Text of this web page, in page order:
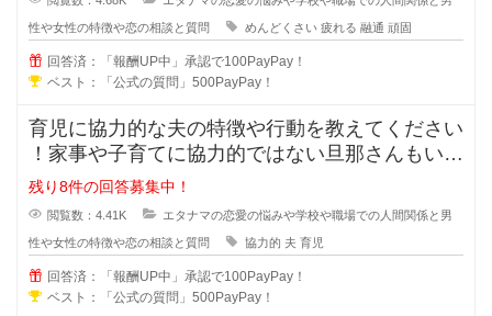
性や女性の特徴や恋の相談と質問 めんどくさい 疲れる 融通 頑固
回答済：「報酬UP中」承認で100PayPay！
ベスト：「公式の質問」500PayPay！
育児に協力的な夫の特徴や行動を教えてください
！家事や子育てに協力的ではない旦那さんもいま
すが、積極的に協力してくれる夫の
残り8件の回答募集中！
閲覧数：4.41K エタナマの恋愛の悩みや学校や職場での人間関係と男
性や女性の特徴や恋の相談と質問 協力的 夫 育児
回答済：「報酬UP中」承認で100PayPay！
ベスト：「公式の質問」500PayPay！